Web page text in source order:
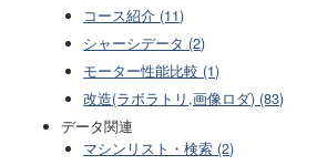
コース紹介 (11)
シャーシデータ (2)
モーター性能比較 (1)
改造(ラボラトリ,画像ロダ) (83)
データ関連
マシンリスト・検索 (2)